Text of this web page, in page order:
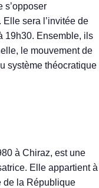
s’opposer
sera l’invitée de
19h30. Ensemble, ils
le mouvement de
système théocratique
à Chiraz, est une
Elle appartient à
de la République